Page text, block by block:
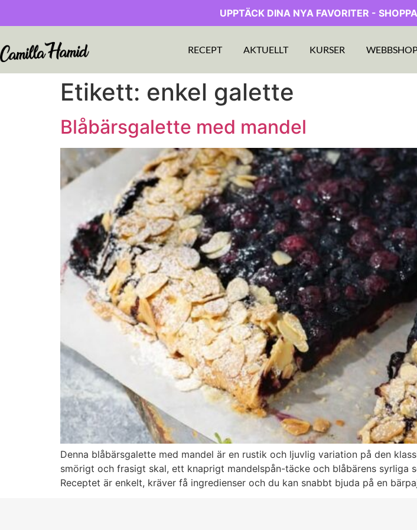
UPPTÄCK DINA NYA FAVORITER -
RECEPT AKTUELLT KURSER
Etikett: enkel galette
Blåbärsgalette med mandel
Denna blåbärsgalette med mandel är en rustik och ljuvlig variation på den
smörigt och frasigt skal, ett knaprigt mandelspån-täcke och blåbärens
Receptet är enkelt, kräver få ingredienser och du kan snabbt bjuda på en